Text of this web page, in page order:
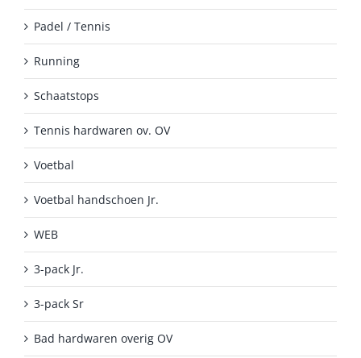
Padel / Tennis
Running
Schaatstops
Tennis hardwaren ov. OV
Voetbal
Voetbal handschoen Jr.
WEB
3-pack Jr.
3-pack Sr
Bad hardwaren overig OV